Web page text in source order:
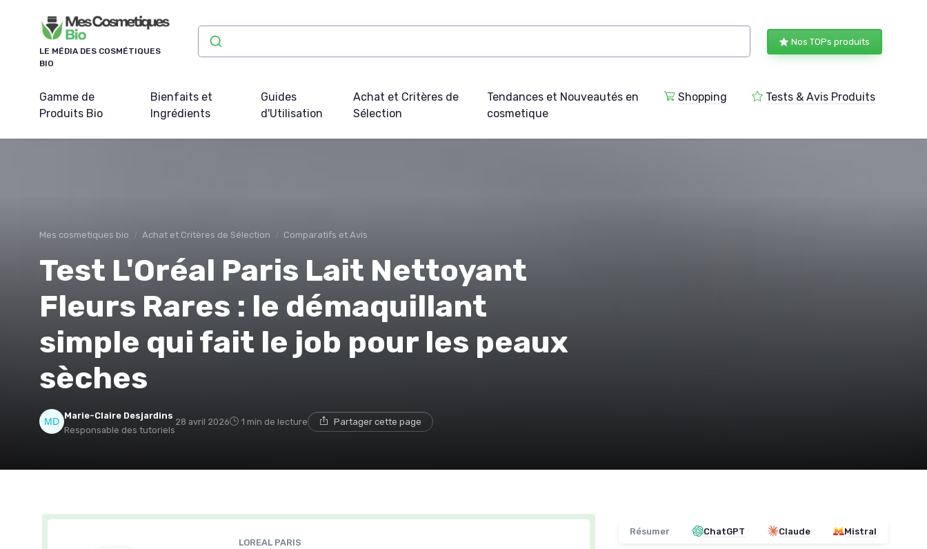
LE MÉDIA DES COSMÉTIQUES
BIO
Nos TOPs produits
Gamme de
Produits Bio
Bienfaits et
Ingrédients
Guides
d'Utilisation
Achat et Critères de
Sélection
Tendances et Nouveautés en
cosmetique
Shopping Tests & Avis Produits
Mes cosmetiques bio Achat et Critères de Sélection Comparatifs et Avis
Test L'Oréal Paris Lait Nettoyant
Fleurs Rares : le démaquillant
simple qui fait le job pour les peaux
sèches
Marie-Claire Desjardins
Responsable des tutoriels
28 avril 2026 1 min de lecture Partager cette page
LOREAL PARIS
Résumer ChatGPT Claude Mistral